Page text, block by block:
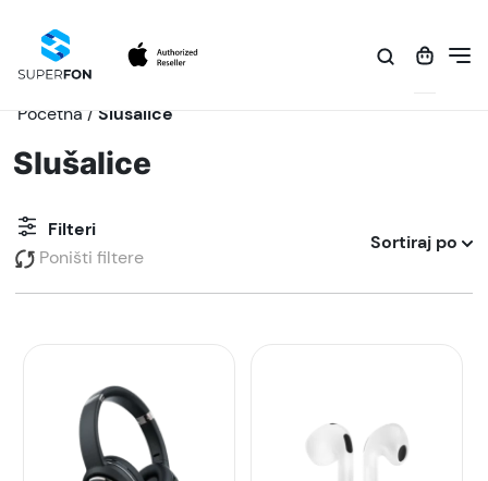
Početna / Slušalice
Slušalice
Filteri
Poništi filtere
Sortiraj po